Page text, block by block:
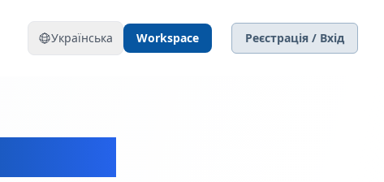
Українська Workspace Реєстрація / Вхід